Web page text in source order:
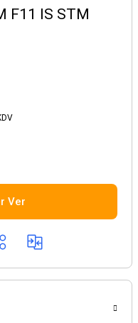
F11 IS STM
Ver